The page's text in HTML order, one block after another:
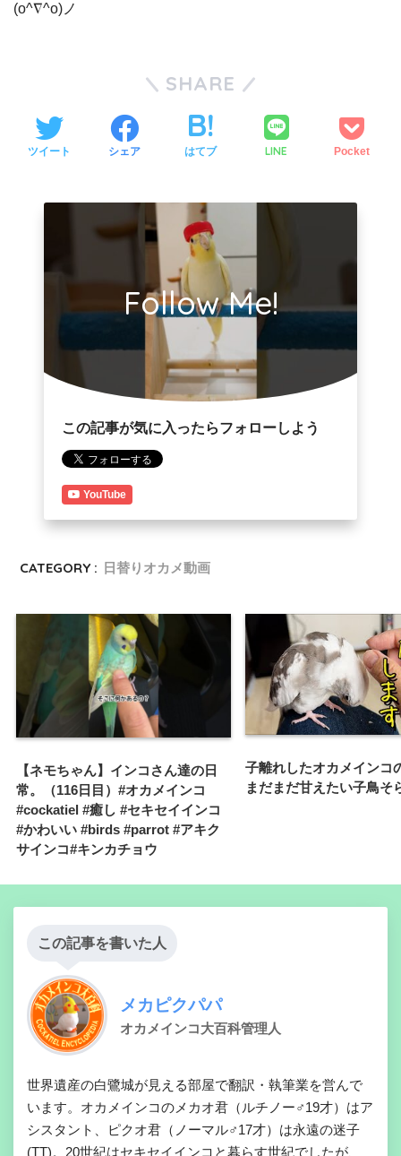
(o^∇^o)ノ
SHARE
ツイート シェア はてブ LINE Pocket
Follow Me!
この記事が気に入ったらフォローしよう
YouTube
CATEGORY : 日替りオカメ動画
【ネモちゃん】インコさん達の日
常。（116日目）#オカメインコ
#cockatiel #癒し #セキセイインコ
#かわいい #birds #parrot #アキク
サインコ#キンカチョウ
子離れしたオカメインコ
まだまだ甘えたい子鳥そ
この記事を書いた人
メカピクパパ
オカメインコ大百科管理人
世界遺産の白鷺城が見える部屋で翻訳・執筆業を営んで
います。オカメインコのメカオ君（ルチノー♂19才）はア
シスタント、ピクオ君（ノーマル♂17才）は永遠の迷子
(TT)。20世紀はセキセイインコと暮らす世紀でしたが、